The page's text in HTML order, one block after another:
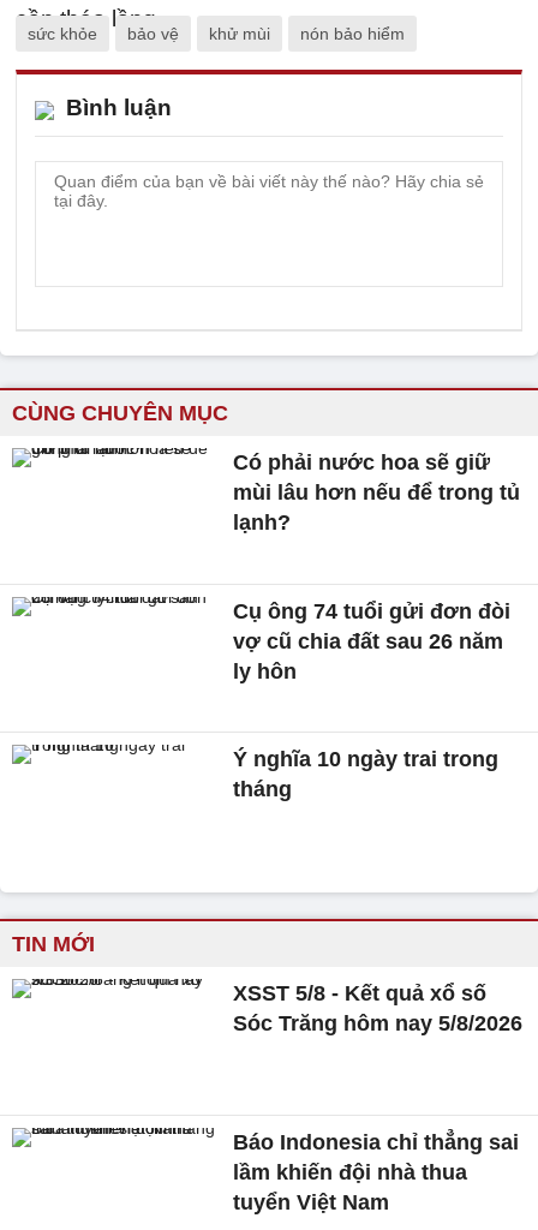
sức khỏe bảo vệ khử mùi nón bảo hiểm
Bình luận
CÙNG CHUYÊN MỤC
Có phải nước hoa sẽ giữ
mùi lâu hơn nếu để trong tủ
lạnh?
Cụ ông 74 tuổi gửi đơn đòi
vợ cũ chia đất sau 26 năm
ly hôn
Ý nghĩa 10 ngày trai trong
tháng
TIN MỚI
XSST 5/8 - Kết quả xổ số
Sóc Trăng hôm nay 5/8/2026
Báo Indonesia chỉ thẳng sai
lầm khiến đội nhà thua
tuyển Việt Nam